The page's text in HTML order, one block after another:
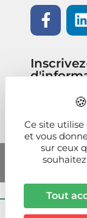
Ce site utilise
et vous
sur ceux
Tout